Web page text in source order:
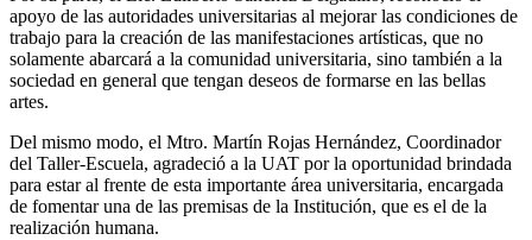
apoyo de las autoridades universitarias al mejorar las condiciones de
trabajo para la creación de las manifestaciones artísticas, que no
solamente abarcará a la comunidad universitaria, sino también a la
sociedad en general que tengan deseos de formarse en las bellas
artes.
Del mismo modo, el Mtro. Martín Rojas Hernández, Coordinador
del Taller-Escuela, agradeció a la UAT por la oportunidad brindada
para estar al frente de esta importante área universitaria, encargada
de fomentar una de las premisas de la Institución, que es el de la
realización humana.